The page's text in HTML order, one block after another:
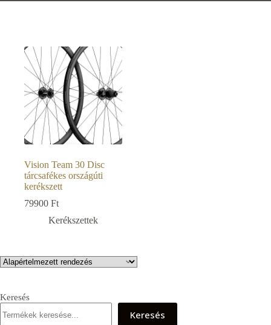
Vision Team 30 Disc
tárcsafékes országúti
kerékszett
79900 Ft
Kerékszettek
Keresés
Keresés